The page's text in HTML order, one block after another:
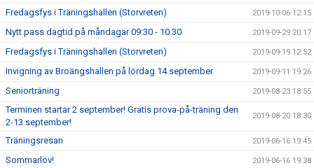
Fredagsfys i Träningshallen (Storvreten) 2019-10-06 12:15
Nytt pass dagtid på måndagar 09:30 - 10.30 2019-09-29 20:17
Fredagsfys i Träningshallen (Storvreten) 2019-09-19 12:52
Invigning av Broängshallen på lördag 14 september 2019-09-11 19:26
Seniorträning 2019-08-23 18:55
Terminen startar 2 september! Gratis prova-på-träning den
2-13 september!
2019-08-20 18:30
Träningsresan 2019-06-16 19:45
Sommarlov! 2019-06-16 19:38